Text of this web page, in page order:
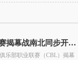
中国台球俱乐部职业联赛揭幕战南北同步开杆 首届CBL
乐部职业联赛（CBL）揭幕